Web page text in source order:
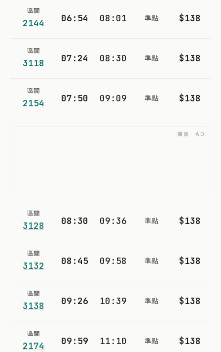
區間
2144 06:54 08:01 準點 $138
區間
3118 07:24 08:30 準點 $138
區間
2154 07:50 09:09 準點 $138
廣告 · AD
區間
3128 08:30 09:36 準點 $138
區間
3132 08:45 09:58 準點 $138
區間
3138 09:26 10:39 準點 $138
區間
2174 09:59 11:10 準點 $138